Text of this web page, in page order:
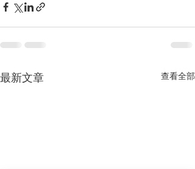
最新文章 查看全部